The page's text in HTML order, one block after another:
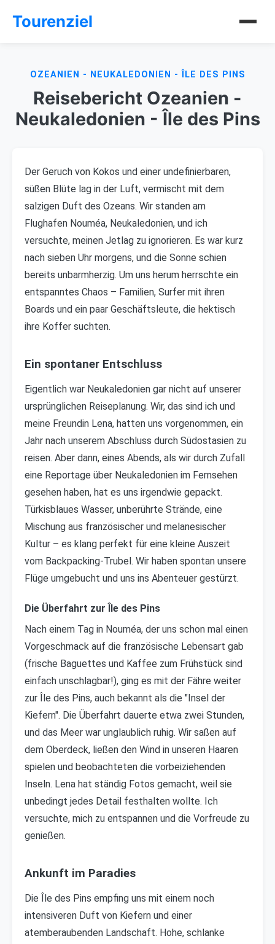
Tourenziel
OZEANIEN - NEUKALEDONIEN - ÎLE DES PINS
Reisebericht Ozeanien -
Neukaledonien - Île des Pins
Der Geruch von Kokos und einer undefinierbaren,
süßen Blüte lag in der Luft, vermischt mit dem
salzigen Duft des Ozeans. Wir standen am
Flughafen Nouméa, Neukaledonien, und ich
versuchte, meinen Jetlag zu ignorieren. Es war kurz
nach sieben Uhr morgens, und die Sonne schien
bereits unbarmherzig. Um uns herum herrschte ein
entspanntes Chaos – Familien, Surfer mit ihren
Boards und ein paar Geschäftsleute, die hektisch
ihre Koffer suchten.
Ein spontaner Entschluss
Eigentlich war Neukaledonien gar nicht auf unserer
ursprünglichen Reiseplanung. Wir, das sind ich und
meine Freundin Lena, hatten uns vorgenommen, ein
Jahr nach unserem Abschluss durch Südostasien zu
reisen. Aber dann, eines Abends, als wir durch Zufall
eine Reportage über Neukaledonien im Fernsehen
gesehen haben, hat es uns irgendwie gepackt.
Türkisblaues Wasser, unberührte Strände, eine
Mischung aus französischer und melanesischer
Kultur – es klang perfekt für eine kleine Auszeit
vom Backpacking-Trubel. Wir haben spontan unsere
Flüge umgebucht und uns ins Abenteuer gestürzt.
Die Überfahrt zur Île des Pins
Nach einem Tag in Nouméa, der uns schon mal einen
Vorgeschmack auf die französische Lebensart gab
(frische Baguettes und Kaffee zum Frühstück sind
einfach unschlagbar!), ging es mit der Fähre weiter
zur Île des Pins, auch bekannt als die "Insel der
Kiefern". Die Überfahrt dauerte etwa zwei Stunden,
und das Meer war unglaublich ruhig. Wir saßen auf
dem Oberdeck, ließen den Wind in unseren Haaren
spielen und beobachteten die vorbeiziehenden
Inseln. Lena hat ständig Fotos gemacht, weil sie
unbedingt jedes Detail festhalten wollte. Ich
versuchte, mich zu entspannen und die Vorfreude zu
genießen.
Ankunft im Paradies
Die Île des Pins empfing uns mit einem noch
intensiveren Duft von Kiefern und einer
atemberaubenden Landschaft. Hohe, schlanke